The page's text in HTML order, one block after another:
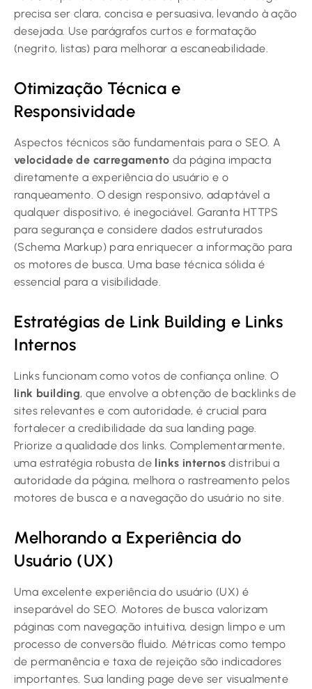
precisa ser clara, concisa e persuasiva, levando à ação
desejada. Use parágrafos curtos e formatação
(negrito, listas) para melhorar a escaneabilidade.
Otimização Técnica e
Responsividade
Aspectos técnicos são fundamentais para o SEO. A
velocidade de carregamento da página impacta
diretamente a experiência do usuário e o
ranqueamento. O design responsivo, adaptável a
qualquer dispositivo, é inegociável. Garanta HTTPS
para segurança e considere dados estruturados
(Schema Markup) para enriquecer a informação para
os motores de busca. Uma base técnica sólida é
essencial para a visibilidade.
Estratégias de Link Building e Links
Internos
Links funcionam como votos de confiança online. O
link building, que envolve a obtenção de backlinks de
sites relevantes e com autoridade, é crucial para
fortalecer a credibilidade da sua landing page.
Priorize a qualidade dos links. Complementarmente,
uma estratégia robusta de links internos distribui a
autoridade da página, melhora o rastreamento pelos
motores de busca e a navegação do usuário no site.
Melhorando a Experiência do
Usuário (UX)
Uma excelente experiência do usuário (UX) é
inseparável do SEO. Motores de busca valorizam
páginas com navegação intuitiva, design limpo e um
processo de conversão fluido. Métricas como tempo
de permanência e taxa de rejeição são indicadores
importantes. Sua landing page deve ser visualmente